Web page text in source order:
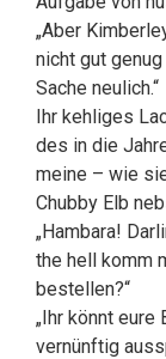
„Aber
nicht gut
Sache neulich.“
Ihr kehliges
des in die
meine – wie
Chubby Elb
„Hambara!
the hell komm
bestellen?“
„Ihr könnt eure
vernünftig